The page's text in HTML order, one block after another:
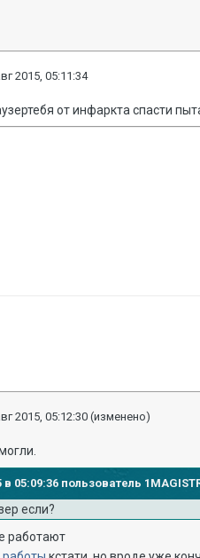
2015, 05:11:34
от инфаркта спасти
2015, 05:12:30 (изменено)
в 05:09:36 пользователь
если?
работают